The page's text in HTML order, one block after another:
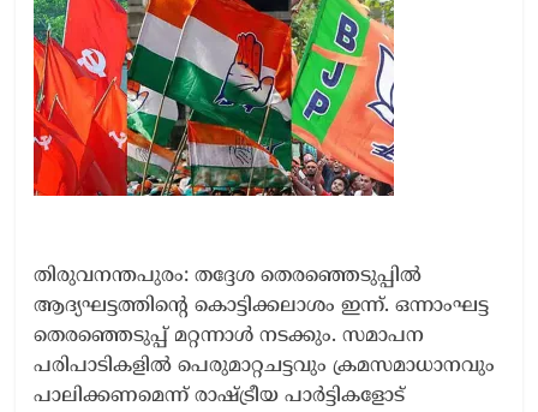
തിരുവനന്തപുരം: തദ്ദേശ തെരഞ്ഞെടുപ്പിൽ
ആദ്യഘട്ടത്തിന്റെ കൊട്ടിക്കലാശം ഇന്ന്. ഒന്നാംഘട്ട
തെരഞ്ഞെടുപ്പ് മറ്റന്നാൾ നടക്കും. സമാപന
പരിപാടികളിൽ പെരുമാറ്റചട്ടവും ക്രമസമാധാനവും
പാലിക്കണമെന്ന് രാഷ്ട്രീയ പാർട്ടികളോട്